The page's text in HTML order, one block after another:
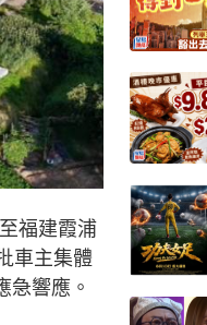
福建霞浦
車主集體
急響應。